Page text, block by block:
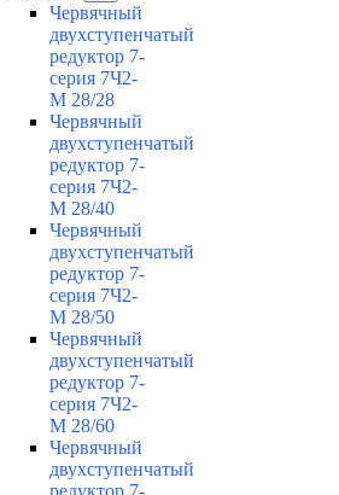
Червячный
двухступенчатый
редуктор 7-
серия 7Ч2-
М 28/28
Червячный
двухступенчатый
редуктор 7-
серия 7Ч2-
М 28/40
Червячный
двухступенчатый
редуктор 7-
серия 7Ч2-
М 28/50
Червячный
двухступенчатый
редуктор 7-
серия 7Ч2-
М 28/60
Червячный
двухступенчатый
редуктор 7-